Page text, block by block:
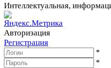
Интеллектуальная,
Авторизация
Регистрация
*
*